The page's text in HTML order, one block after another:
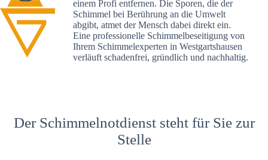
einem Profi entfernen. Die Sporen, die der
Schimmel bei Berührung an die Umwelt
abgibt, atmet der Mensch dabei direkt ein.
Eine professionelle Schimmelbeseitigung von
Ihrem Schimmelexperten in Westgartshausen
verläuft schadenfrei, gründlich und nachhaltig.
Der Schimmelnotdienst steht für Sie zur
Stelle